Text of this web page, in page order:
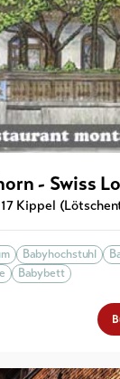
- Swiss
Kippel
Babyhochstuhl
Babybett